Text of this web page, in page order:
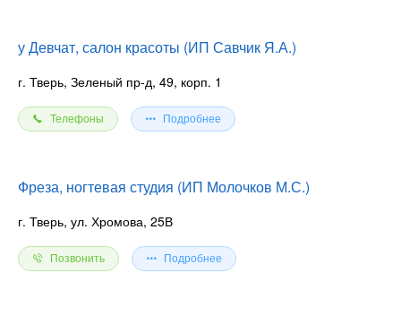
у Девчат, салон красоты (ИП Савчик Я.А.)
г. Тверь, Зеленый пр-д, 49, корп. 1
Телефоны Подробнее
Фреза, ногтевая студия (ИП Молочков М.С.)
г. Тверь, ул. Хромова, 25В
Позвонить Подробнее